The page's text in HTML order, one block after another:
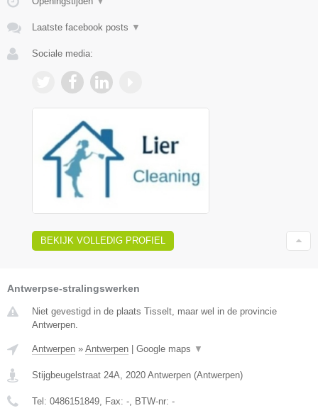
Laatste facebook posts ▼
Sociale media:
BEKIJK VOLLEDIG PROFIEL
Antwerpse-stralingswerken
Niet gevestigd in de plaats Tisselt, maar wel in de provincie
Antwerpen.
Antwerpen » Antwerpen Google maps ▼
Stijgbeugelstraat 24A 2020 Antwerpen (Antwerpen)
Tel: 0486151849 , Fax: - , BTW-nr: -